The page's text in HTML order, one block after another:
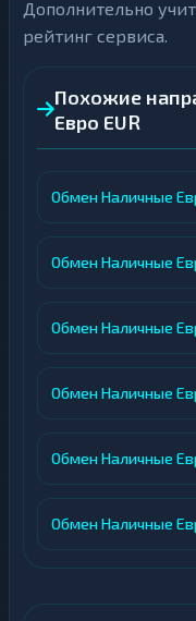
Дополнительно
рейтинг сервиса.
Похожие
Евро EUR
Обмен Наличные
Обмен Наличные
Обмен Наличные
Обмен Наличные
Обмен Наличные
Обмен Наличные